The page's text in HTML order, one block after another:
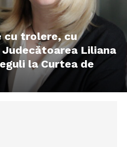
cu trolere, cu
Judecătoarea Liliana
la Curtea de